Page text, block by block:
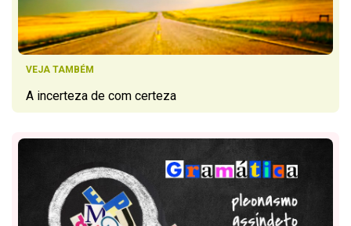
VEJA TAMBÉM
A incerteza de com certeza